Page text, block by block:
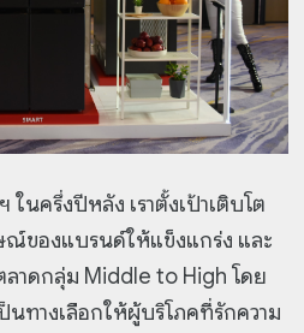
นครึ่งปีหลัง เราตั้งเป้าเติบโต
ณ์ของแบรนด์ให้แข็งแกร่ง และ
าดกลุ่ม Middle to High โดย
นทางเลือกให้ผู้บริโภคที่รักความ